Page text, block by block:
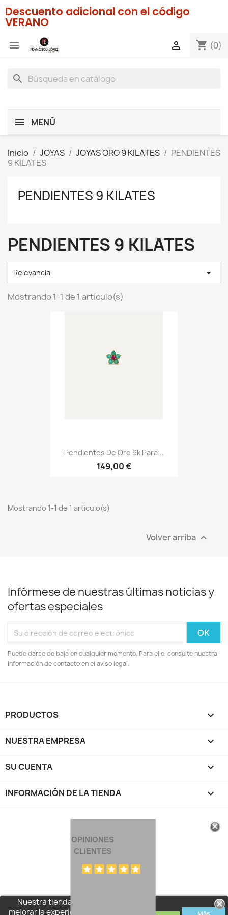
Descuento adicional con el código
VERANO
 shopping_cart (0)

search
Nuestra tienda usa cookies para
mejorar la experiencia de usuario y le
MENÚ
Inicio JOYAS JOYAS ORO 9 KILATES
PENDIENTES
9 KILATES
PENDIENTES 9 KILATES
PENDIENTES 9 KILATES
Relevancia 
Mostrando 1-1 de 1 artículo(s)
Pendientes De Oro 9k Para...
149,00 €
Mostrando 1-1 de 1 artículo(s)
Volver arriba 
Infórmese de nuestras últimas noticias y
ofertas especiales
Puede darse de baja en cualquier momento. Para ello, consulte nuestra
información de contacto en el aviso legal.
PRODUCTOS 
NUESTRA EMPRESA 
SU CUENTA 
INFORMACIÓN DE LA TIENDA keyboard_arrow_down
OPINIONES
CLIENTES